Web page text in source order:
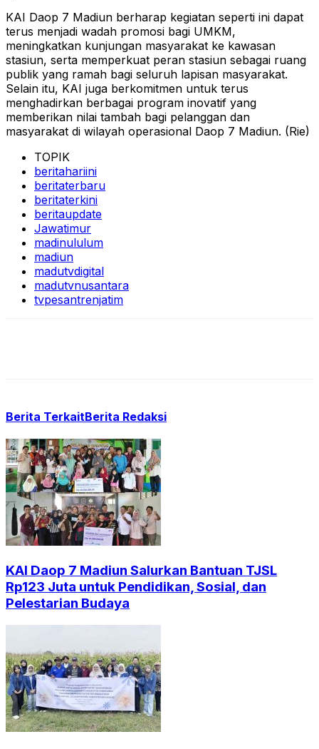
KAI Daop 7 Madiun berharap kegiatan seperti ini dapat
terus menjadi wadah promosi bagi UMKM,
meningkatkan kunjungan masyarakat ke kawasan
stasiun, serta memperkuat peran stasiun sebagai ruang
publik yang ramah bagi seluruh lapisan masyarakat.
Selain itu, KAI juga berkomitmen untuk terus
menghadirkan berbagai program inovatif yang
memberikan nilai tambah bagi pelanggan dan
masyarakat di wilayah operasional Daop 7 Madiun. (Rie)
TOPIK
beritahariini
beritaterbaru
beritaterkini
beritaupdate
Jawatimur
madinululum
madiun
madutvdigital
madutvnusantara
tvpesantrenjatim
Berita TerkaitBerita Redaksi
KAI Daop 7 Madiun Salurkan Bantuan TJSL
Rp123 Juta untuk Pendidikan, Sosial, dan
Pelestarian Budaya